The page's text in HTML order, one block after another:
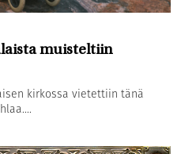
muisteltiin
kirkossa vietettiin tänä